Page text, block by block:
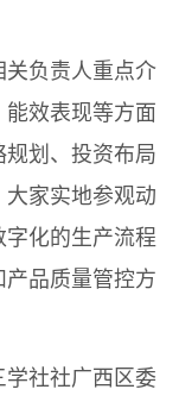
负责人重点介
效表现等方面
划、投资布局
家实地参观动
化的生产流程
品质量管控方
社社广西区委